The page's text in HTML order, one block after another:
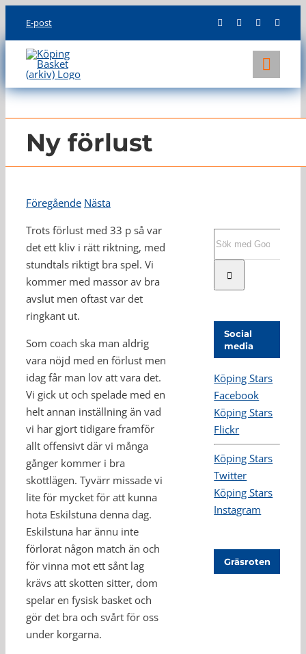
content
E-post
KLUBBEN
LAG
INFO
Ny förlust
Föregående Nästa
Trots förlust med 33 p så var
det ett kliv i rätt riktning, med
stundtals riktigt bra spel. Vi
kommer med massor av bra
avslut men oftast var det
ringkant ut.
Som coach ska man aldrig
vara nöjd med en förlust men
idag får man lov att vara det.
Vi gick ut och spelade med en
helt annan inställning än vad
vi har gjort tidigare framför
allt offensivt där vi många
gånger kommer i bra
skottlägen. Tyvärr missade vi
lite för mycket för att kunna
hota Eskilstuna denna dag.
Eskilstuna har ännu inte
förlorat någon match än och
för vinna mot ett sånt lag
krävs att skotten sitter, dom
spelar en fysisk basket och
gör det bra och svårt för oss
under korgarna.
Social
media
Köping Stars
Facebook
Köping Stars
Flickr
Köping Stars
Twitter
Köping Stars
Instagram
Gräsroten